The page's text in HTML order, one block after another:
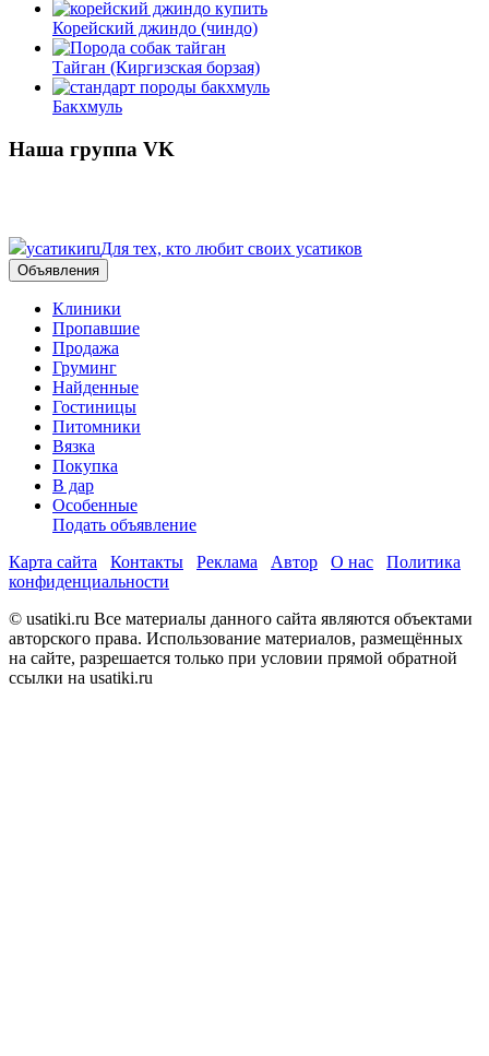
Корейский джиндо (чиндо)
Тайган (Киргизская борзая)
Бакхмуль
Наша группа VK
усатикиruДля тех, кто любит своих усатиков
Объявления
Клиники
Пропавшие
Продажа
Груминг
Найденные
Гостиницы
Питомники
Вязка
Покупка
В дар
Особенные
Подать объявление
Карта сайта
Контакты Реклама Автор О нас
Политика
конфиденциальности
© usatiki.ru Все материалы данного сайта являются объектами
авторского права. Использование материалов, размещённых
на сайте, разрешается только при условии прямой обратной
ссылки на usatiki.ru